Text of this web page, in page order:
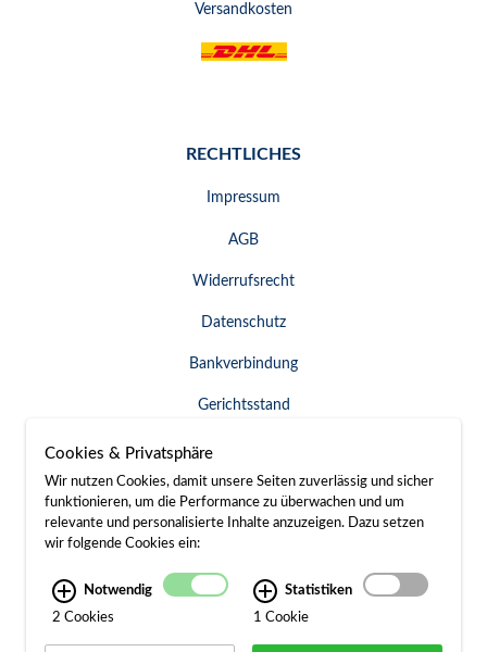
Versandkosten
RECHTLICHES
Impressum
AGB
Widerrufsrecht
Datenschutz
Bankverbindung
Gerichtsstand
Widerruf erklären
SERVICE & KONTAKT
Besuch / Anfahrt
Kontakt
Cookies & Privatsphäre
Wir nutzen Cookies, damit unsere Seiten zuverlässig und sicher
funktionieren, um die Performance zu überwachen und um
relevante und personalisierte Inhalte anzuzeigen. Dazu setzen
wir folgende Cookies ein:
Notwendig
2 Cookies
Statistiken
1 Cookie